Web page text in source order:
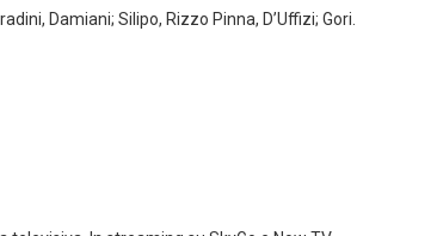
Damiani; Silipo, Rizzo Pinna, D’Uffizi; Gori.